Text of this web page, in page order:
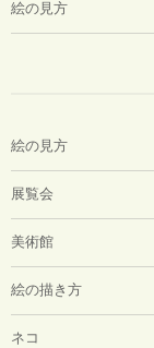
絵の見方
絵の見方
展覧会
美術館
絵の描き方
ネコ